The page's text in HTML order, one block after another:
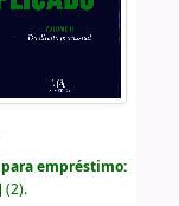
empréstimo:
(2).